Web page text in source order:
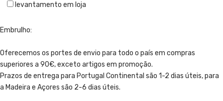
levantamento em loja
Embrulho:
Oferecemos os portes de envio para todo o país em compras
superiores a 90€, exceto artigos em promoção.
Prazos de entrega para Portugal Continental são 1-2 dias úteis, para
a Madeira e Açores são 2-6 dias úteis.